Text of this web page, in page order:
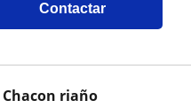
Contactar
riaño